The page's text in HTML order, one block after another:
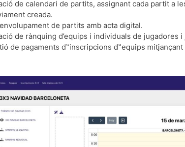
de calendari de partits, assignant cada partit a
creada.
de partits amb acta digital.
de rànquing d’equips i individuals de jugadores i
de pagaments d‟inscripcions d‟equips